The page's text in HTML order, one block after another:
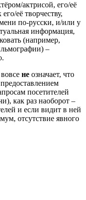
актрисой, его/её
её творчеству,
по-русски, и/или у
информация,
(например,
–
не означает, что
посетителей
как раз наоборот –
и если видит в ней
отсутствие явного